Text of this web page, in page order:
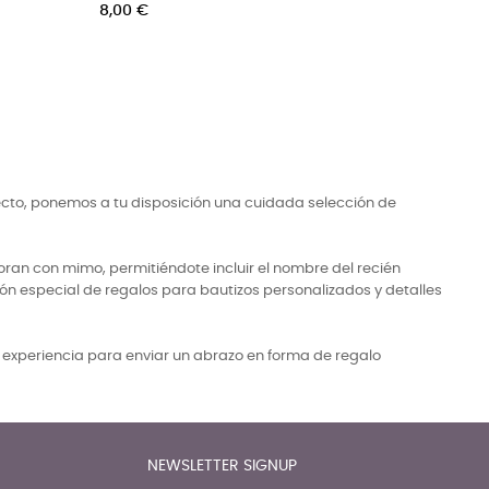
personalizar
ponemos a tu disposición una cuidada selección de
con mimo, permitiéndote incluir el nombre del recién
especial de regalos para bautizos personalizados y detalles
para enviar un abrazo en forma de regalo
NEWSLETTER SIGNUP